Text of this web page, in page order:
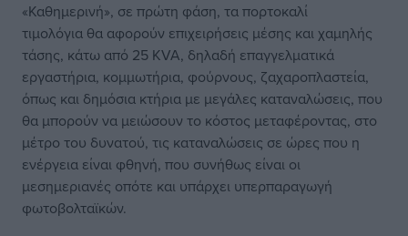
«Καθημερινή», σε πρώτη φάση, τα πορτοκαλί
τιμολόγια θα αφορούν επιχειρήσεις μέσης και χαμηλής
τάσης, κάτω από 25 KVA, δηλαδή επαγγελματικά
εργαστήρια, κομμωτήρια, φούρνους, ζαχαροπλαστεία,
όπως και δημόσια κτήρια με μεγάλες καταναλώσεις, που
θα μπορούν να μειώσουν το κόστος μεταφέροντας, στο
μέτρο του δυνατού, τις καταναλώσεις σε ώρες που η
ενέργεια είναι φθηνή, που συνήθως είναι οι
μεσημεριανές οπότε και υπάρχει υπερπαραγωγή
φωτοβολταϊκών.